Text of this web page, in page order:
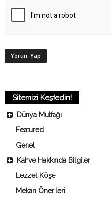
Sitemizi Keşfedin!
Dünya Mutfağı
Featured
Genel
Kahve Hakkında Bilgiler
Lezzet Köşe
Mekan Önerileri